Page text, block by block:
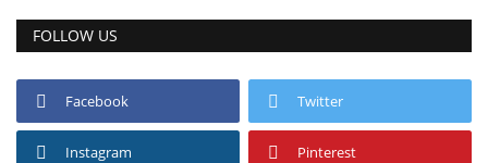
मनोरंजन
बिजनेस
राशिफल
FOLLOW US
Facebook Twitter
Instagram Pinterest